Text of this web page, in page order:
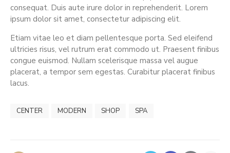
consequat. Duis aute irure dolor in reprehenderit. Lorem
ipsum dolor sit amet, consectetur adipiscing elit.
Etiam vitae leo et diam pellentesque porta. Sed eleifend
ultricies risus, vel rutrum erat commodo ut. Praesent finibus
congue euismod. Nullam scelerisque massa vel augue
placerat, a tempor sem egestas. Curabitur placerat finibus
lacus.
CENTER MODERN SHOP SPA